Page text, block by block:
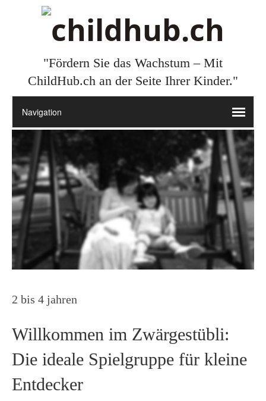
"Fördern Sie das Wachstum – Mit
ChildHub.ch an der Seite Ihrer Kinder."
2 bis 4 jahren
Willkommen im Zwärgestübli:
Die ideale Spielgruppe für kleine
Entdecker